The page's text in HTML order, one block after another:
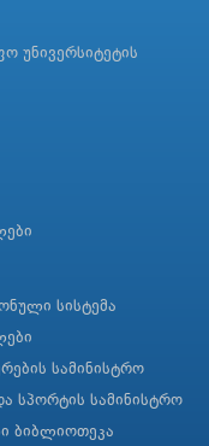
უნივერსიტეტის
სისტემა
სამინისტრო
სპორტის სამინისტრო
ბიბლიოთეკა